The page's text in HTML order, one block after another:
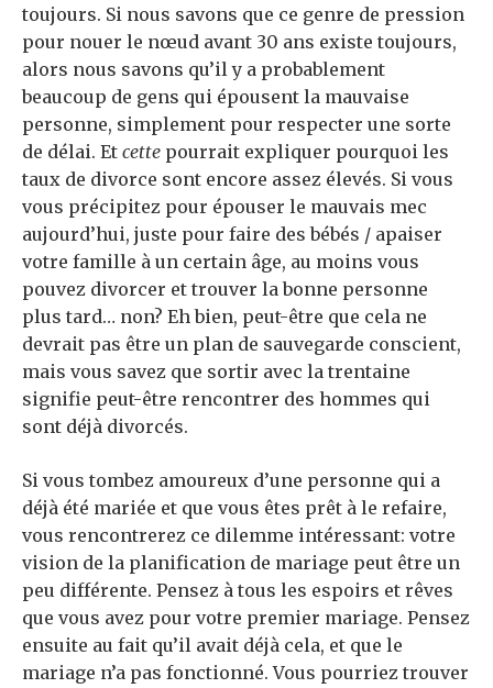
toujours. Si nous savons que ce genre de pression
pour nouer le nœud avant 30 ans existe toujours,
alors nous savons qu’il y a probablement
beaucoup de gens qui épousent la mauvaise
personne, simplement pour respecter une sorte
de délai. Et cette pourrait expliquer pourquoi les
taux de divorce sont encore assez élevés. Si vous
vous précipitez pour épouser le mauvais mec
aujourd’hui, juste pour faire des bébés / apaiser
votre famille à un certain âge, au moins vous
pouvez divorcer et trouver la bonne personne
plus tard… non? Eh bien, peut-être que cela ne
devrait pas être un plan de sauvegarde conscient,
mais vous savez que sortir avec la trentaine
signifie peut-être rencontrer des hommes qui
sont déjà divorcés.
Si vous tombez amoureux d’une personne qui a
déjà été mariée et que vous êtes prêt à le refaire,
vous rencontrerez ce dilemme intéressant: votre
vision de la planification de mariage peut être un
peu différente. Pensez à tous les espoirs et rêves
que vous avez pour votre premier mariage. Pensez
ensuite au fait qu’il avait déjà cela, et que le
mariage n’a pas fonctionné. Vous pourriez trouver